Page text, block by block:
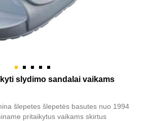
slydimo sandalai vaikams
šlepetes šlepetės basutes nuo 1994
pritaikytus vaikams skirtus